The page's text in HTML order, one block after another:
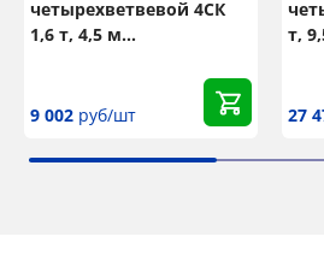
четырехветвевой 4СК
1,6 т, 4,5 м
9 002 руб/шт
т,
27